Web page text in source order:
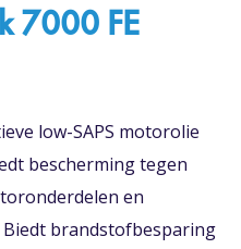
7000 FE
low-SAPS motorolie
bescherming tegen
en
brandstofbesparing